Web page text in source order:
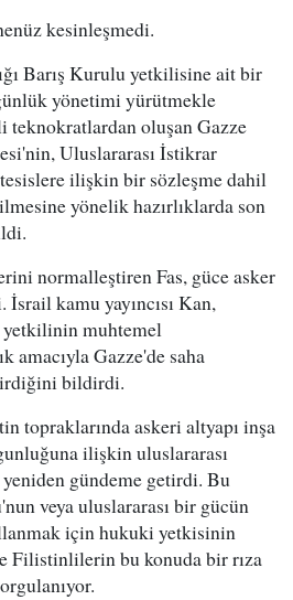
kesinleşmedi.
Barış Kurulu yetkilisine ait bir
yönetimi yürütmekle
oluşan Gazze
Uluslararası İstikrar
ilişkin bir sözleşme dahil
yönelik hazırlıklarda son
normalleştiren Fas, güce asker
kamu yayıncısı Kan,
yetkilinin muhtemel
amacıyla Gazze'de saha
bildirdi.
topraklarında askeri altyapı inşa
ilişkin uluslararası
yeniden gündeme getirdi. Bu
veya uluslararası bir gücün
için hukuki yetkisinin
Filistinlilerin bu konuda bir rıza